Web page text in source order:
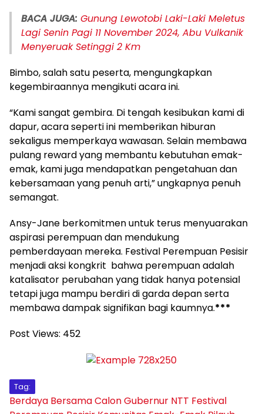
BACA JUGA: Gunung Lewotobi Laki-Laki Meletus
Lagi Senin Pagi 11 November 2024, Abu Vulkanik
Menyeruak Setinggi 2 Km
Bimbo, salah satu peserta, mengungkapkan
kegembiraannya mengikuti acara ini.
“Kami sangat gembira. Di tengah kesibukan kami di
dapur, acara seperti ini memberikan hiburan
sekaligus memperkaya wawasan. Selain membawa
pulang reward yang membantu kebutuhan emak-
emak, kami juga mendapatkan pengetahuan dan
kebersamaan yang penuh arti,” ungkapnya penuh
semangat.
Ansy-Jane berkomitmen untuk terus menyuarakan
aspirasi perempuan dan mendukung
pemberdayaan mereka. Festival Perempuan Pesisir
menjadi aksi kongkrit bahwa perempuan adalah
katalisator perubahan yang tidak hanya potensial
tetapi juga mampu berdiri di garda depan serta
membawa dampak signifikan bagi kaumnya.***
Post Views: 452
Tag:
Berdaya BersamaCalon Gubernur NTT Festival